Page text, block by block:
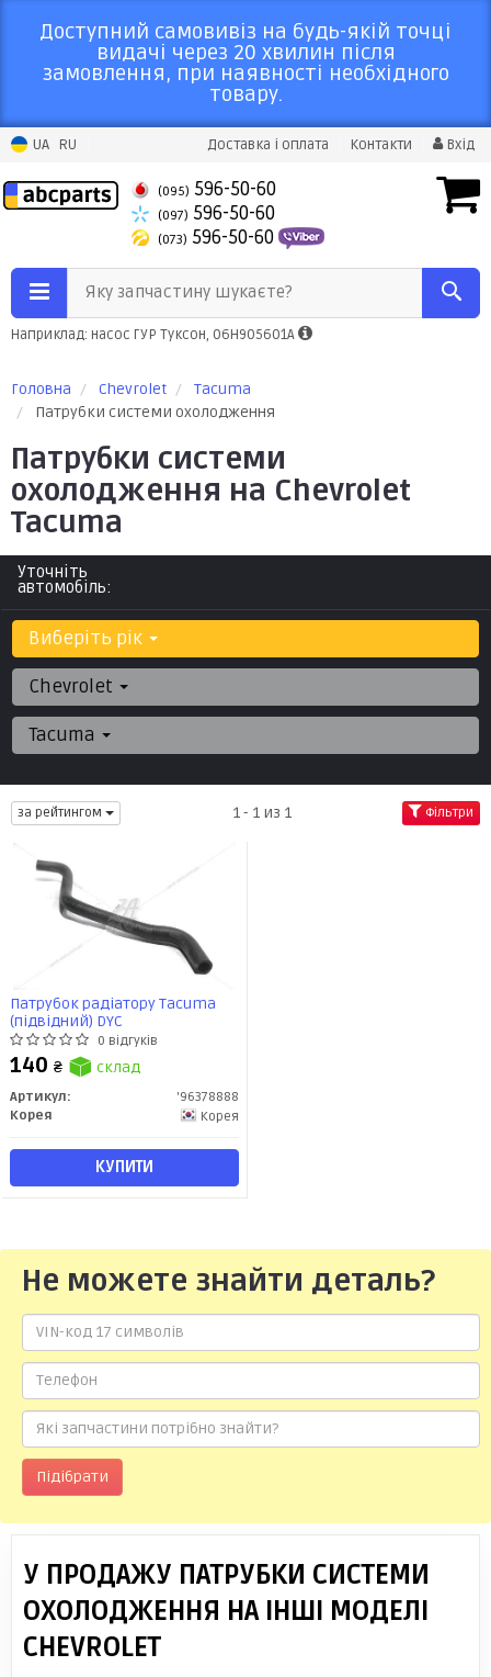
Доступний самовивіз на будь-якій точці
видачі через 20 хвилин після
замовлення, при наявності необхідного
товару.
UA RU Доставка і оплата Контакти Вхід
(095) 596-50-60
(097) 596-50-60
(073) 596-50-60
Яку запчастину шукаєте?
Наприклад: насос ГУР Туксон, 06H905601A
Головна Chevrolet
Tacuma
Патрубки системи охолодження
Патрубки системи
охолодження на Chevrolet
Tacuma
Уточніть
автомобіль:
Виберіть рік
Chevrolet
Tacuma
за рейтингом 1 - 1 из 1 Фільтри
Патрубок радіатору Tacuma
(підвідний) DYC
0 відгуків
140 ₴ склад
Артикул:
'96378888
Корея
Корея
КУПИТИ
Не можете знайти деталь?
Підібрати
У ПРОДАЖУ ПАТРУБКИ СИСТЕМИ
ОХОЛОДЖЕННЯ НА ІНШІ МОДЕЛІ
CHEVROLET